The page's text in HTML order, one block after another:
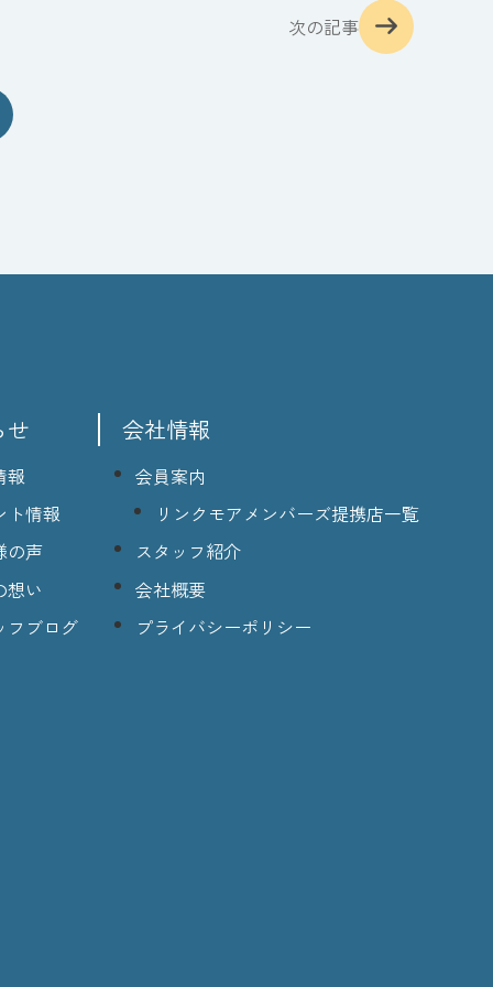
次の記事
せ
報
ト情報
の声
想い
フブログ
会社情報
会員案内
リンクモアメンバーズ提携店一覧
スタッフ紹介
会社概要
プライバシーポリシー